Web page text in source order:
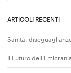
ARTICOLI RECENTI
Sanità,
Il Futuro